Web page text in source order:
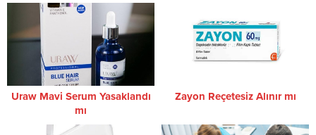
Uraw Mavi Serum Yasaklandı
mı
Zayon Reçetesiz Alınır mı